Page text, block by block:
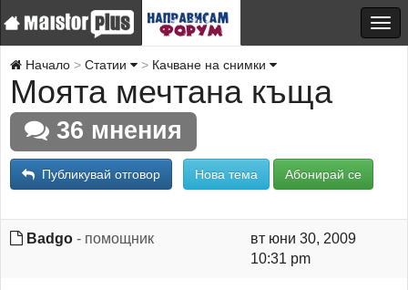
Начало Статии Качване на снимки
Моята мечтана къща
36 мнения
Публикувай отговор Нова тема Абонирай се
Badgo - помощник
вт юни 30, 2009
10:31 pm